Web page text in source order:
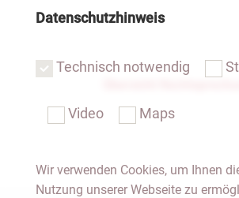
Datenschutzhinweis
Technisch notwendig
Video Maps
Wir verwenden Cookies, um Ihnen
Nutzung unserer Webseite zu